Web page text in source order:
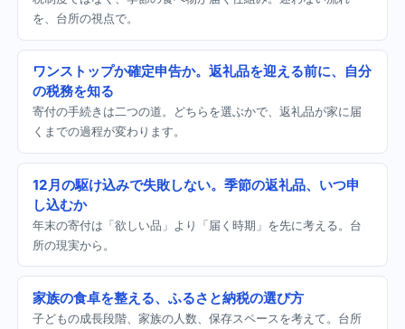
を、台所の視点で。
ワンストップか確定申告か。返礼品を迎える前に、自分
の税務を知る
寄付の手続きは二つの道。どちらを選ぶかで、返礼品が家に届
くまでの過程が変わります。
12月の駆け込みで失敗しない。季節の返礼品、いつ申
し込むか
年末の寄付は「欲しい品」より「届く時期」を先に考える。台
所の現実から。
家族の食卓を整える、ふるさと納税の選び方
子どもの成長段階、家族の人数、保存スペースを考えて。台所